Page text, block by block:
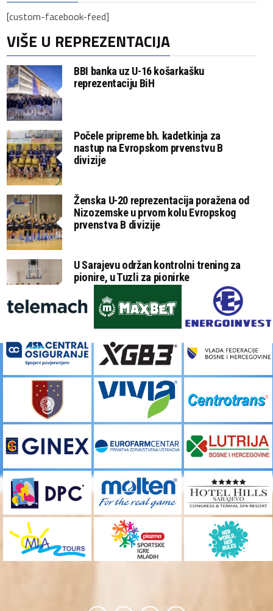
[custom-facebook-feed]
VIŠE U REPREZENTACIJA
BBI banka uz U-16 košarkašku
reprezentaciju BiH
Počele pripreme bh. kadetkinja za
nastup na Evropskom prvenstvu B
divizije
Ženska U-20 reprezentacija poražena od
Nizozemske u prvom kolu Evropskog
prvenstva B divizije
U Sarajevu održan kontrolni trening za
pionire, u Tuzli za pionirke